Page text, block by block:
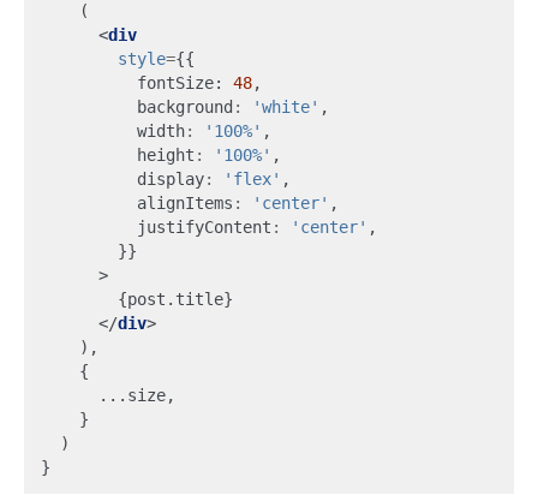
(
<div
style={{
fontSize: 48,
background : 'white' ,
width: '100%' ,
height : '100%' ,
display: 'flex' ,
alignItems : 'center' ,
justifyContent : 'center' ,
}}
>
{post . title}
</div>
),
{
... size,
}
)
}